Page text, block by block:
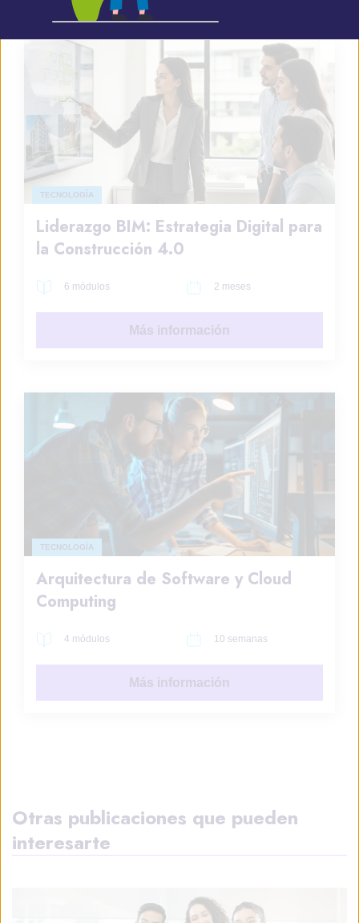
TECNOLOGÍA
Liderazgo BIM: Estrategia Digital para
la Construcción 4.0
6 módulos 2 meses
Más información
TECNOLOGÍA
Arquitectura de Software y Cloud
Computing
4 módulos 10 semanas
Más información
Otras publicaciones que pueden
interesarte